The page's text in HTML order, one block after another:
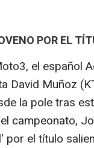
POR EL
el español
David Muñoz
la pole tras
campeonato,
por el título